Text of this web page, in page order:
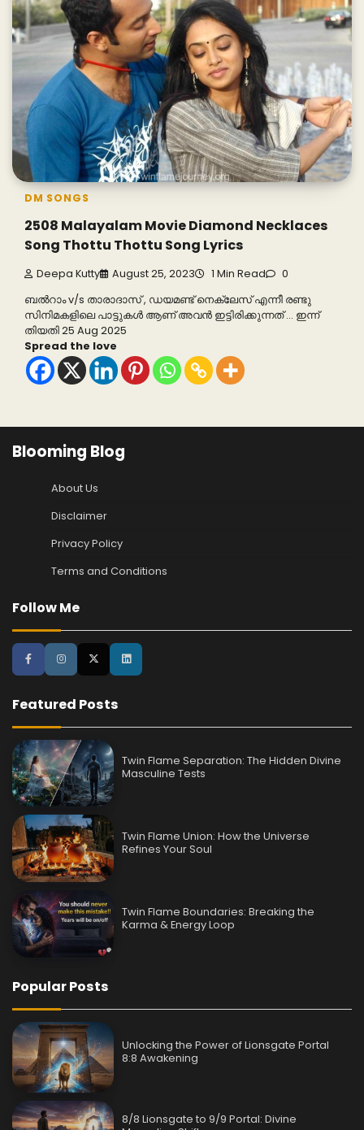
DM SONGS
2508 Malayalam Movie Diamond Necklaces
Song Thottu Thottu Song Lyrics
Deepa Kutty August 25, 2023 1 Min Read 0
ബൽറാം v/s താരാദാസ് , ഡയമണ്ട് നെക്ലേസ് എന്നീ രണ്ടു
സിനിമകളിലെ പാട്ടുകൾ ആണ് അവൻ ഇട്ടിരിക്കുന്നത് … ഇന്ന്
തിയതി 25 Aug 2025
Spread the love
Blooming Blog
About Us
Disclaimer
Privacy Policy
Terms and Conditions
Follow Me
Featured Posts
Twin Flame Separation: The Hidden Divine
Masculine Tests
Twin Flame Union: How the Universe
Refines Your Soul
Twin Flame Boundaries: Breaking the
Karma & Energy Loop
Popular Posts
Unlocking the Power of Lionsgate Portal
8:8 Awakening
8/8 Lionsgate to 9/9 Portal: Divine